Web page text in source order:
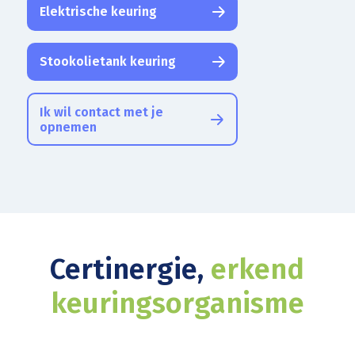
Elektrische keuring
Stookolietank keuring
Ik wil contact met je
opnemen
Certinergie, erkend
keuringsorganisme